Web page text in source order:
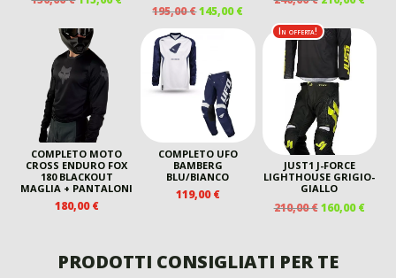
ORIGINALE
ERA:
130,00 €.
PREZZO
ATTUALE
115,00 €.
195,00€IL
PREZZO
ORIGINALE
195,00 €.
145,00€IL
PREZZO
ATTUALE
145,00 €.
ORIGINALE
ERA:
240,00 €.
COMPLETO MOTO
CROSS ENDURO FOX
180 BLACKOUT
MAGLIA + PANTALONI
180,00€
COMPLETO UFO
BAMBERG
BLU/BIANCO
119,00€
In offerta!
JUST1 J-FORCE
LIGHTHOUSE GRIGIO-
GIALLO
210,00€ IL
ERA:
210,00 €.
160,00€IL
PRODOTTI CONSIGLIATI PER TE